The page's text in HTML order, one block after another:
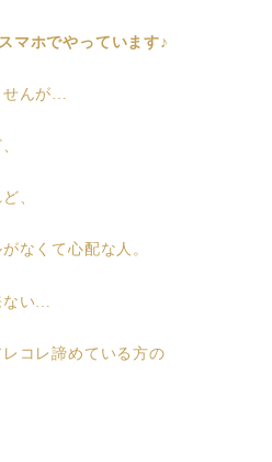
マホでやっています♪
んが…
、
なくて心配な人。
い…
コレ諦めている方の